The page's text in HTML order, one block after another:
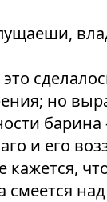
но
и его
кажется,
смеется